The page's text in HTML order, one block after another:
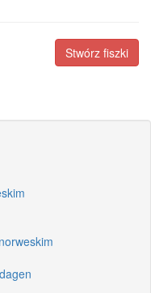
Stwórz fiszki